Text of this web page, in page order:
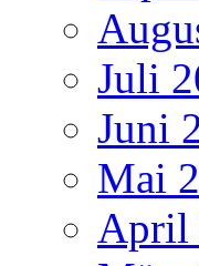
Juli
Juni
Mai
April